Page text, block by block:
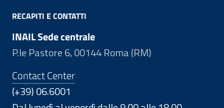
RECAPITI E CONTATTI
INAIL Sede centrale
P.le Pastore 6, 00144 Roma (RM)
Contact Center
(+39) 06.6001